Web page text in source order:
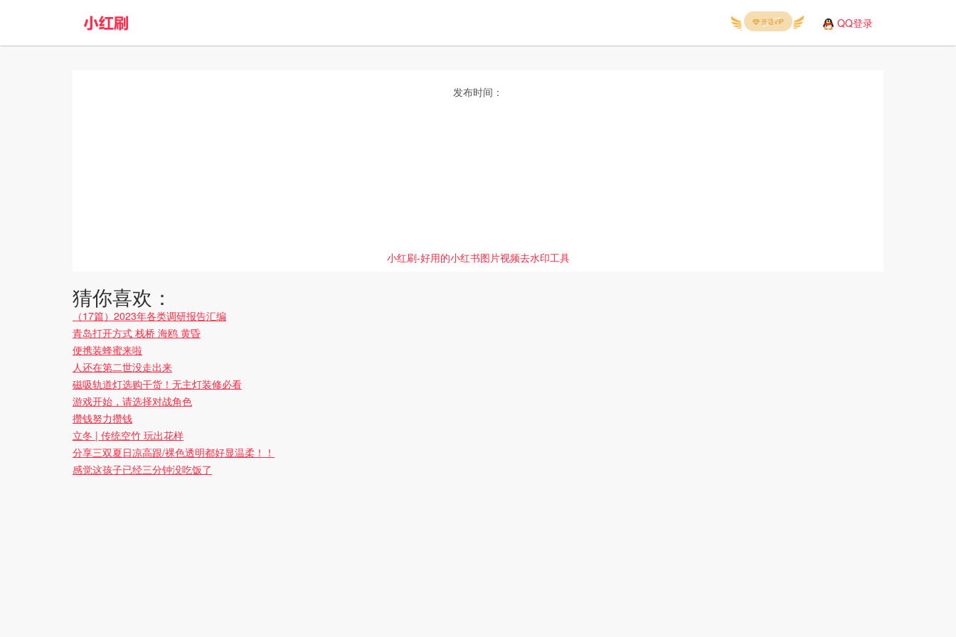
QQ登录
开通VIP
发布时间：
小红刷-好用的小红书图片视频去水印工具
猜你喜欢：
（17篇）2023年各类调研报告汇编
青岛打开方式 栈桥 海鸥 黄昏
便携装蜂蜜来啦
人还在第二世没走出来
磁吸轨道灯选购干货！无主灯装修必看
游戏开始，请选择对战角色
攒钱努力攒钱
立冬 | 传统空竹 玩出花样
分享三双夏日凉高跟/裸色透明都好显温柔！！
感觉这孩子已经三分钟没吃饭了